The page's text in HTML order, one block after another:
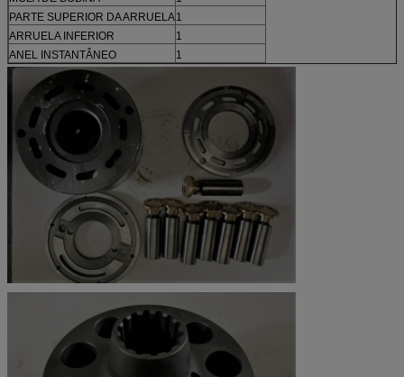
PARTE SUPERIOR DA ARRUELA1
ARRUELA INFERIOR
1
ANEL INSTANTÂNEO
1